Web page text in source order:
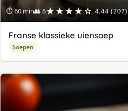
⏱ 60 min👥 6★★★★☆ 4.44 (207)
Franse klassieke uiensoep
Soepen